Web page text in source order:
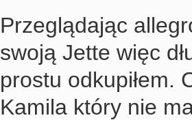
Przeglądając
swoją Jette więc
prostu odkupiłem.
Kamila który nie